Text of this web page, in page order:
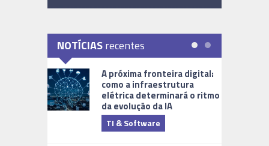
NOTÍCIASrecentes
A próxima fronteira digital:
como a infraestrutura
elétrica determinará o ritmo
da evolução da IA
TI & Software